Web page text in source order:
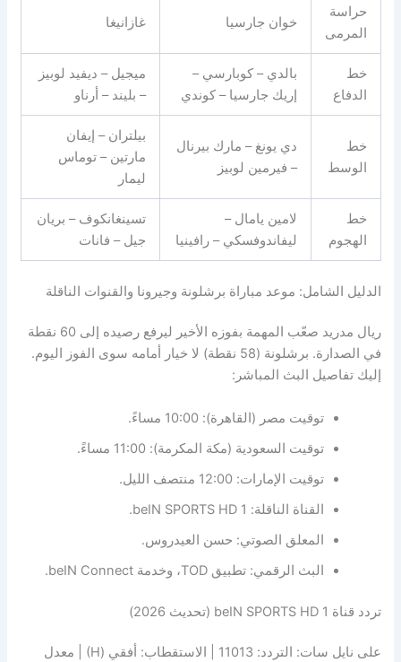
حراسة
المرمى
خوان جارسيا غازانيغا
خط
الدفاع
بالدي – كوبارسي –
إريك جارسيا – كوندي
ميجيل – ديفيد لوبيز
– بليند – أرناو
خط
الوسط
دي يونغ – مارك بيرنال
– فيرمين لوبيز
بيلتران – إيفان
مارتين – توماس
ليمار
خط
الهجوم
لامين يامال –
ليفاندوفسكي – رافينيا
تسينغانكوف – بريان
جيل – فانات
الدليل الشامل: موعد مباراة برشلونة وجيرونا والقنوات الناقلة
ريال مدريد صعّب المهمة بفوزه الأخير ليرفع رصيده إلى 60 نقطة
في الصدارة. برشلونة (58 نقطة) لا خيار أمامه سوى الفوز اليوم.
إليك تفاصيل البث المباشر:
توقيت مصر (القاهرة): 10:00 مساءً.
توقيت السعودية (مكة المكرمة): 11:00 مساءً.
توقيت الإمارات: 12:00 منتصف الليل.
القناة الناقلة: beIN SPORTS HD 1.
المعلق الصوتي: حسن العيدروس.
البث الرقمي: تطبيق TOD، وخدمة beIN Connect.
تردد قناة beIN SPORTS HD 1 (تحديث 2026)
على نايل سات: التردد: 11013 | الاستقطاب: أفقي (H) | معدل